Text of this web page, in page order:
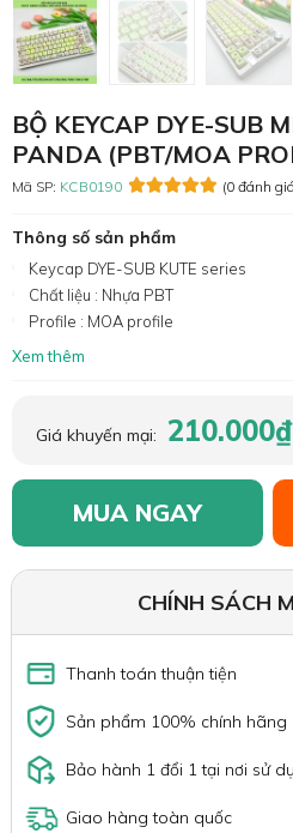
BỘ KEYCAP DYE-SUB
PANDA (PBT/MOA
Mã SP: KCB0190 (0 đánh
Thông số sản phẩm
Keycap DYE-SUB KUTE series
Chất liệu : Nhựa PBT
Profile : MOA profile
Xem thêm
Giá khuyến mại: 210.000₫
MUA NGAY
CHÍNH SÁCH
Thanh toán thuận tiện
Sản phẩm 100% chính hãng
Bảo hành 1 đổi 1 tại nơi sử
Giao hàng toàn quốc